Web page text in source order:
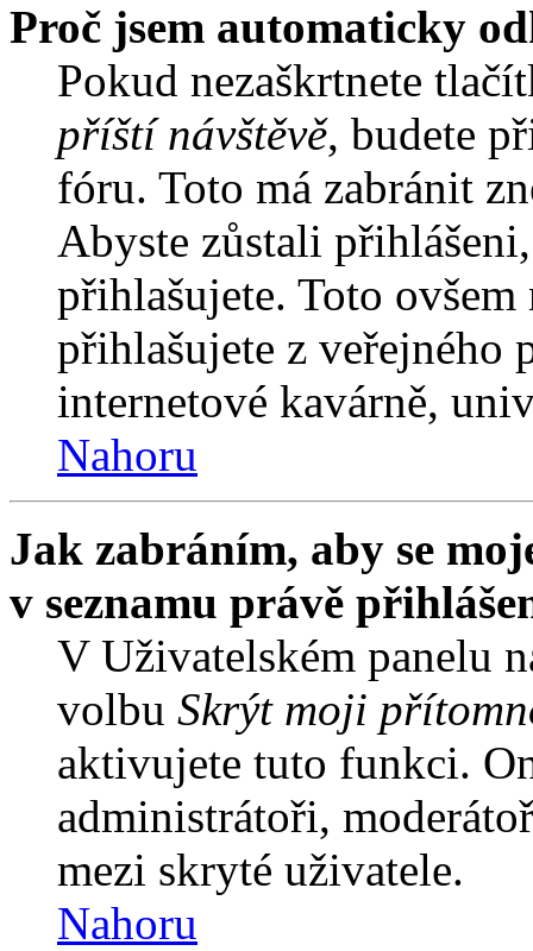
Proč jsem automaticky
Pokud nezaškrtnete
příští návštěvě, budete
fóru. Toto má zabránit
Abyste zůstali
přihlašujete. Toto
přihlašujete z veřejného
internetové kavárně,
Nahoru
Jak zabráním, aby se
v seznamu právě
V Uživatelském panelu
volbu Skrýt moji
aktivujete tuto funkci.
administrátoři,
mezi skryté uživatele.
Nahoru